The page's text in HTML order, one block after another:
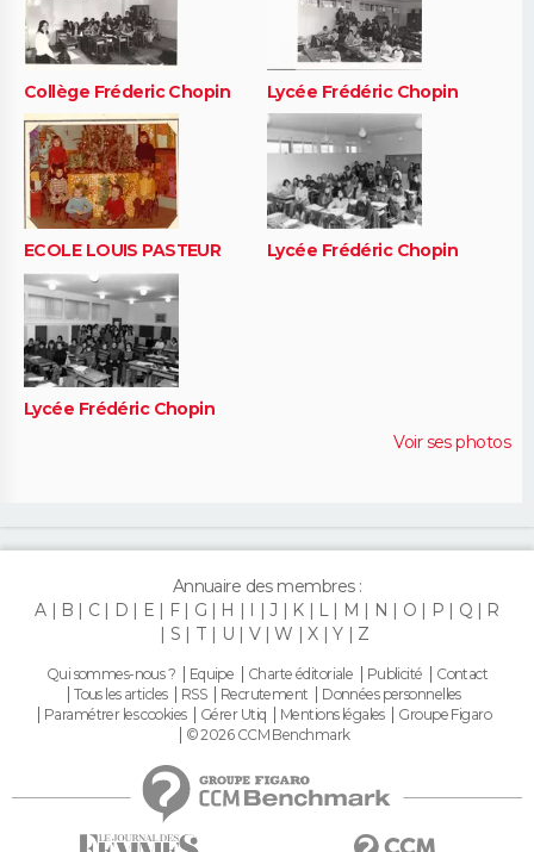
Collège Fréderic Chopin Lycée Frédéric Chopin
ECOLE LOUIS PASTEUR Lycée Frédéric Chopin
Lycée Frédéric Chopin
Voir ses photos
Annuaire des membres :
A
B C D E F G H I J K L M N O P Q
R
S
T U V W X Y Z
Qui sommes-nous ? Equipe Charte éditoriale Publicité
Contact
Tous les articles
RSS Recrutement
Données personnelles
Paramétrer les cookies
Gérer Utiq Mentions légales
Groupe Figaro
© 2026 CCM Benchmark